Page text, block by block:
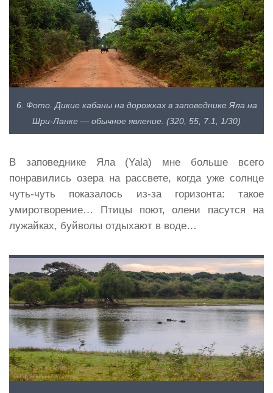
6. Фото. Дикие кабаны на дорожках в заповеднике Яла на
Шри-Ланке — обычное явление. (320, 55, 7.1, 1/30)
В заповеднике Яла (Yala) мне больше всего
понравились озера на рассвете, когда уже солнце
чуть-чуть показалось из-за горизонта: такое
умиротворение… Птицы поют, олени пасутся на
лужайках, буйволы отдыхают в воде…